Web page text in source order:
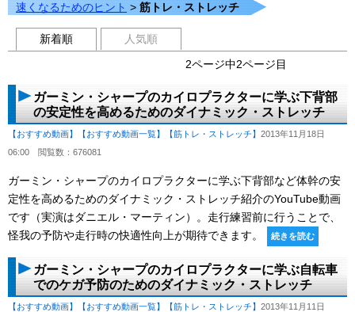
速くなるためのヒント > 筋トレ・ストレッチ
新着順
人気順
2ページ中2ページ目
ガーミン・シャープのカイロプラクターに学ぶ下背部
の安定性を高めるためのダイナミック・ストレッチ
【おすすめ動画】 【おすすめ動画一覧】 【筋トレ・ストレッチ】 2013年11月18日
06:00 閲覧数：676081
ガーミン・シャープのカイロプラクターに学ぶ下背部など体幹の安
定性を高めるためのダイナミック・ストレッチ紹介のYouTube動画
です（実演はダニエル・マーティン）。走行練習前に行うことで、
怪我の予防や走行時の快適性向上が期待できます。
続きを読む
ガーミン・シャープのカイロプラクターに学ぶ自転車
でのケガ予防のためのダイナミック・ストレッチ
【おすすめ動画】 【おすすめ動画一覧】 【筋トレ・ストレッチ】 2013年11月11日